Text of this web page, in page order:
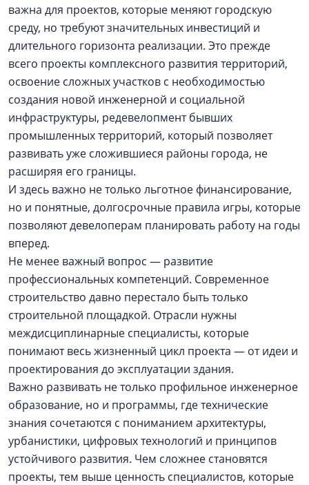
важна для проектов, которые меняют городскую
среду, но требуют значительных инвестиций и
длительного горизонта реализации. Это прежде
всего проекты комплексного развития территорий,
освоение сложных участков с необходимостью
создания новой инженерной и социальной
инфраструктуры, редевелопмент бывших
промышленных территорий, который позволяет
развивать уже сложившиеся районы города, не
расширяя его границы.
И здесь важно не только льготное финансирование,
но и понятные, долгосрочные правила игры, которые
позволяют девелоперам планировать работу на годы
вперед.
Не менее важный вопрос — развитие
профессиональных компетенций. Современное
строительство давно перестало быть только
строительной площадкой. Отрасли нужны
междисциплинарные специалисты, которые
понимают весь жизненный цикл проекта — от идеи и
проектирования до эксплуатации здания.
Важно развивать не только профильное инженерное
образование, но и программы, где технические
знания сочетаются с пониманием архитектуры,
урбанистики, цифровых технологий и принципов
устойчивого развития. Чем сложнее становятся
проекты, тем выше ценность специалистов, которые